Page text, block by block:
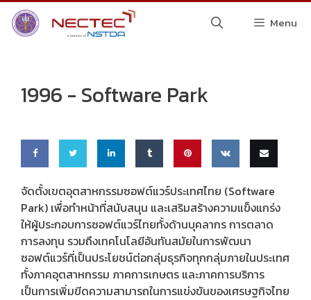
Skip
Menu
1996 - Software Park
Share
on
Faceb
ook
on
r
on
Linke
dIn
on
Tumbl
r
this on VK this
จัดตั้งเขตอุตสาหกรรมซอฟต์แวร์ประเทศไทย (Software
Park) เพื่อทำหน้าที่สนับสนุน และเสริมสร้างความแข็งแกร่ง
ให้ผู้ประกอบการซอฟต์แวร์ไทยทั้งด้านบุคลากร การตลาด
การลงทุน รวมถึงเทคโนโลยีอันทันสมัยในการพัฒนา
ซอฟต์แวร์ที่เป็นประโยชน์ต่อกลุ่มธุรกิจทุกกลุ่มภายในประเทศ
ทั้งภาคอุตสาหกรรม ภาคการเกษตร และภาคการบริการ
เป็นการเพิ่มขีดความสามารถในการแข่งขันของเศรษฐกิจไทย